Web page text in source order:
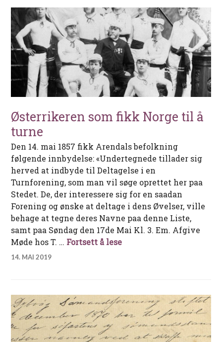
Østerrikeren som fikk Norge til å
turne
Den 14. mai 1857 fikk Arendals befolkning
følgende innbydelse: «Undertegnede tillader sig
herved at indbyde til Deltagelse i en
Turnforening, som man vil søge oprettet her paa
Stedet. De, der interessere sig for en saadan
Forening og ønske at deltage i dens Øvelser, ville
behage at tegne deres Navne paa denne Liste,
samt paa Søndag den 17de Mai Kl. 3. Em. Afgive
Møde hos T. … Fortsett å leseØsterrikeren som fikk
14. MAI 2019